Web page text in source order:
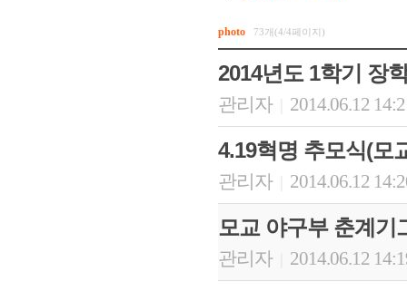
photo 73개(4/4페이지)
2014년도 1학기 장
관리자 2014.06.12
4.19혁명 추모식(모
관리자 2014.06.12
모교 야구부 춘계기
관리자 2014.06.12